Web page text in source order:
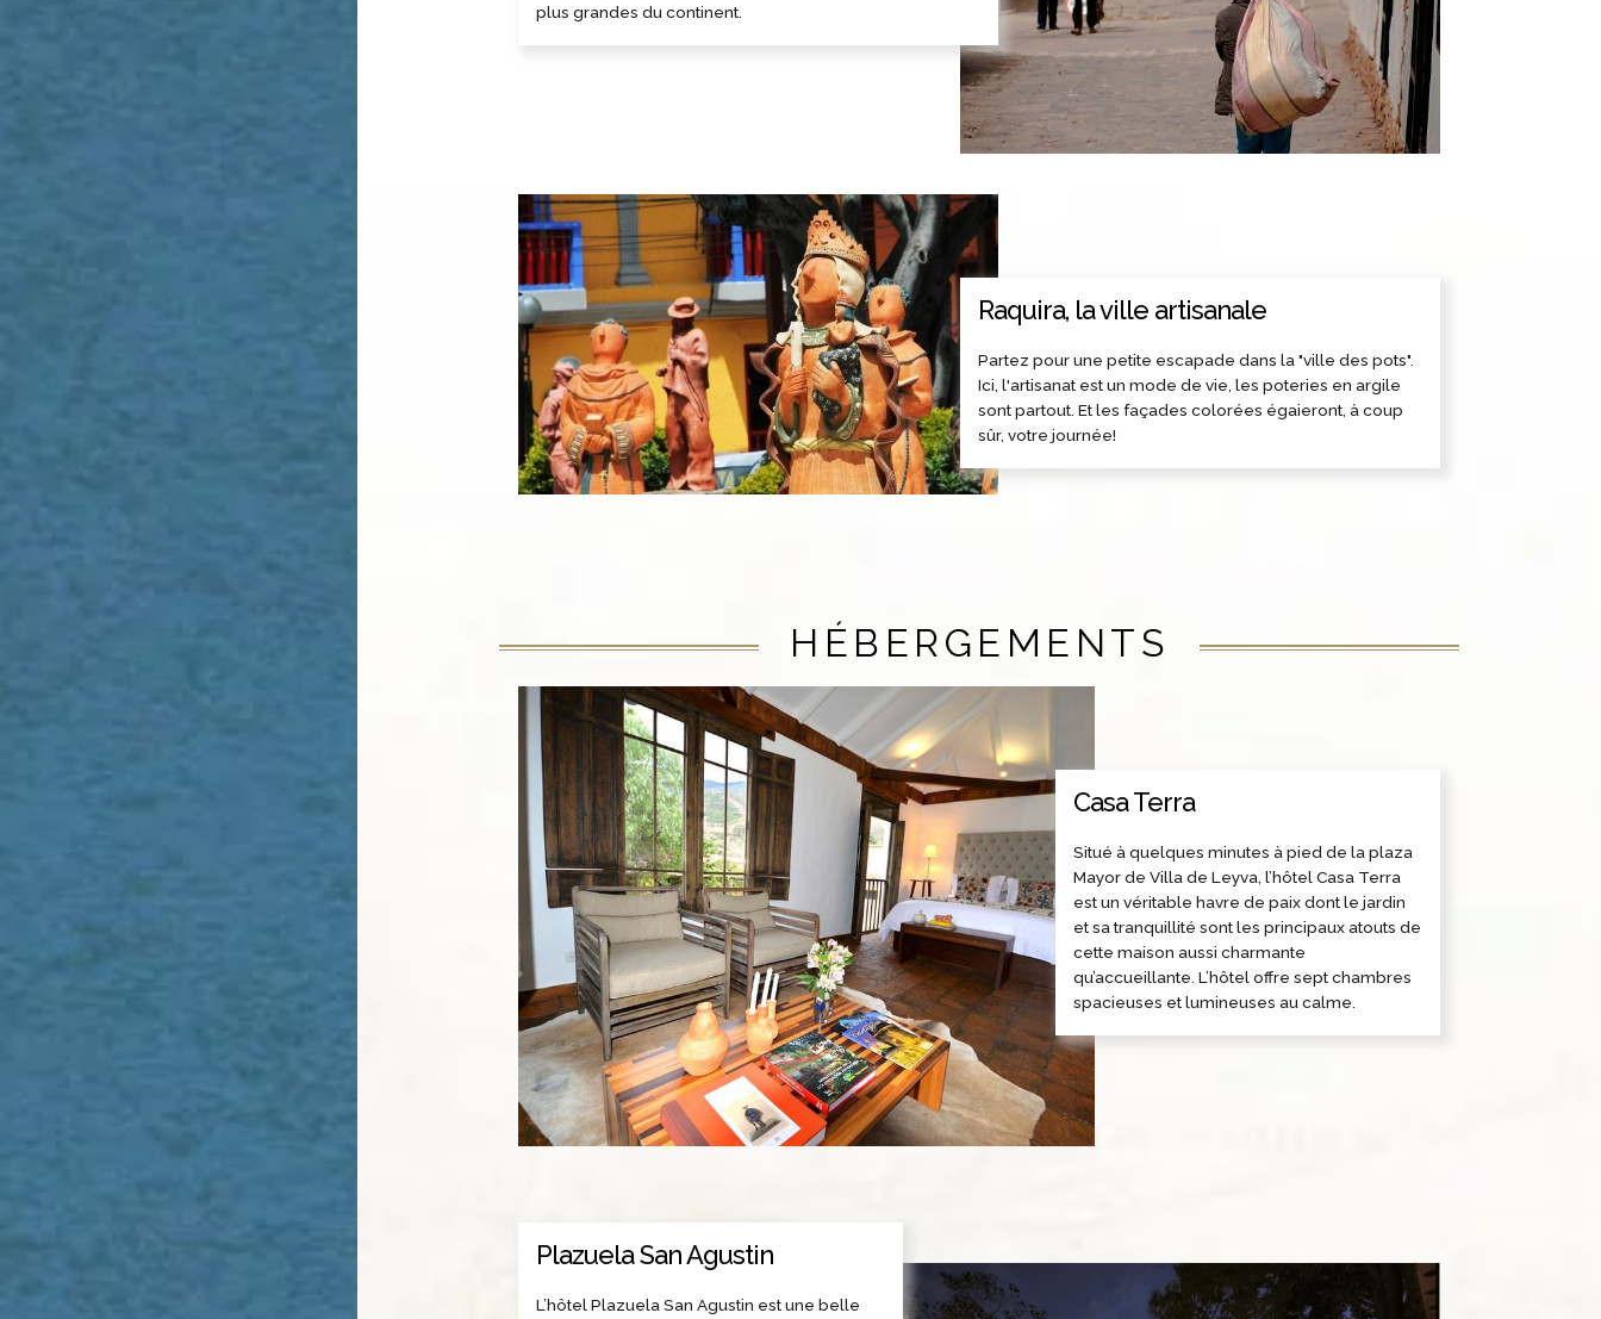
plus grandes du continent.
Raquira, la ville artisanale
Partez pour une petite escapade dans la "ville des pots".
Ici, l'artisanat est un mode de vie, les poteries en argile
sont partout. Et les façades colorées égaieront, à coup
sûr, votre journée!
HÉBERGEMENTS
Casa Terra
Situé à quelques minutes à pied de la plaza
Mayor de Villa de Leyva, l’hôtel Casa Terra
est un véritable havre de paix dont le jardin
et sa tranquillité sont les principaux atouts de
cette maison aussi charmante
qu’accueillante. L’hôtel offre sept chambres
spacieuses et lumineuses au calme.
Plazuela San Agustin
L’hôtel Plazuela San Agustin est une belle